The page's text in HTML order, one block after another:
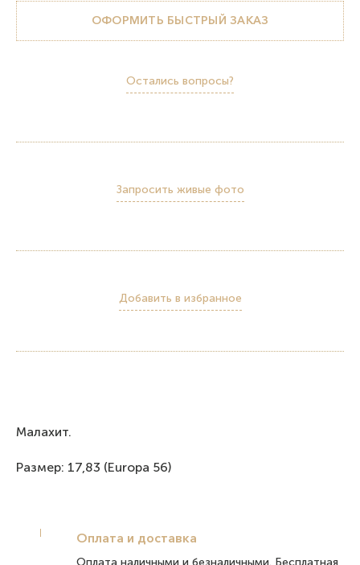
ОФОРМИТЬ БЫСТРЫЙ ЗАКАЗ
Остались вопросы?
Запросить живые фото
Добавить в избранное
Малахит.
Размер: 17,83 (Europa 56)
Оплата и доставка
Оплата наличными и безналичными. Бесплатная